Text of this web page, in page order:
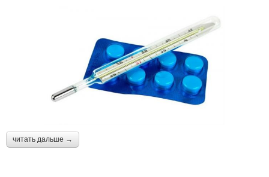
читать дальше →